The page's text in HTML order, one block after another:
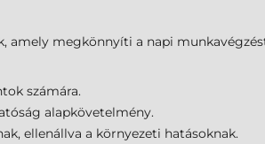
amely megkönnyíti a napi
számára.
alapkövetelmény.
ellenállva a környezeti hatásoknak.